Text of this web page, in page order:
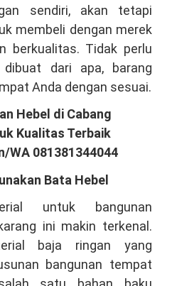
sendiri, akan tetapi
membeli dengan merek
berkualitas. Tidak perlu
dibuat dari apa, barang
Anda dengan sesuai.
Hebel di Cabang
Kualitas Terbaik
WA 081381344044
Bata Hebel
untuk bangunan
ini makin terkenal.
baja ringan yang
bangunan tempat